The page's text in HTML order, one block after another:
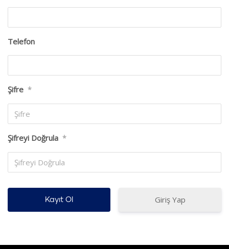
Telefon
Şifre *
Şifreyi Doğrula *
Giriş Yap